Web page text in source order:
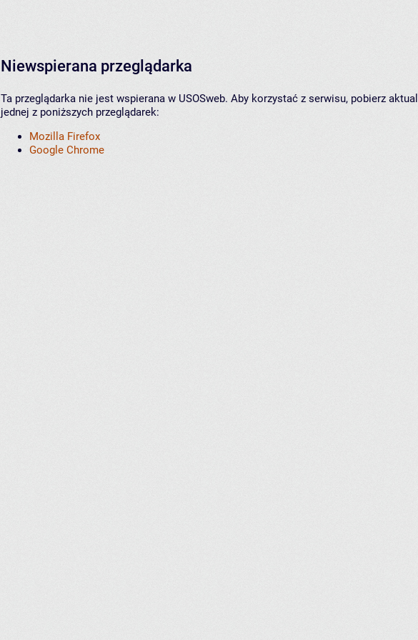
Niewspierana przeglądarka
Ta przeglądarka nie jest wspierana w USOSweb. Aby korzystać z serwisu, pobierz
jednej z poniższych przeglądarek:
Mozilla Firefox
Google Chrome